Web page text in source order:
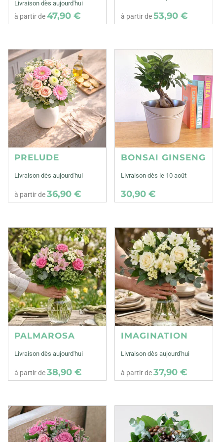
Livraison dès aujourd'hui
à partir de47,90 € à partir de53,90 €
PRELUDE
Livraison dès aujourd'hui
à partir de36,90 €
BONSAI GINSENG
Livraison dès le 10 août
30,90 €
PALMAROSA
Livraison dès aujourd'hui
à partir de38,90 €
IMAGINATION
Livraison dès aujourd'hui
à partir de37,90 €